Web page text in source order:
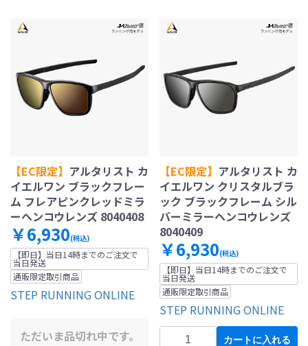
【EC限定】 アルタリスト カ
イエルワン ブラックフレー
ム フレアピンクレッドミラ
ーヘンコウレンズ 8040408
￥6,930(税込)
【即日】当日14時までのご注文で
当日発送
通販限定取引商品
STEP RUNNING ONLINE
ただいま品切れ中です。
【EC限定】 アルタリスト カ
イエルワン クリスタルブラ
ック ブラックフレーム シル
バーミラーヘンコウレンズ
8040409
￥6,930(税込)
【即日】当日14時までのご注文で
当日発送
通販限定取引商品
STEP RUNNING ONLINE
カートに入れる